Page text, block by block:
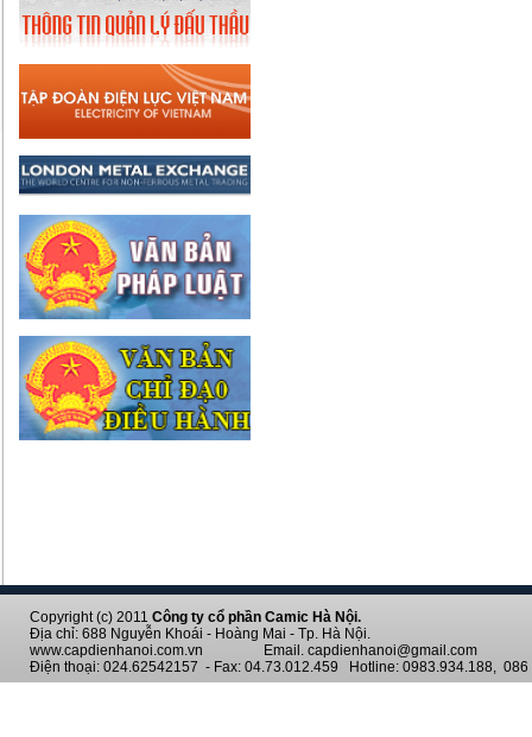
Copyright (c) 2011 Công ty cổ phần Camic Hà Nội.
Địa chỉ: 688 Nguyễn Khoái - Hoàng Mai - Tp. Hà Nội.
www.capdienhanoi.com.vn Email. capdienhanoi@gmail.com
Điện thoại: 024.62542157 - Fax: 04.73.012.459 Hotline: 0983.934.188, 086